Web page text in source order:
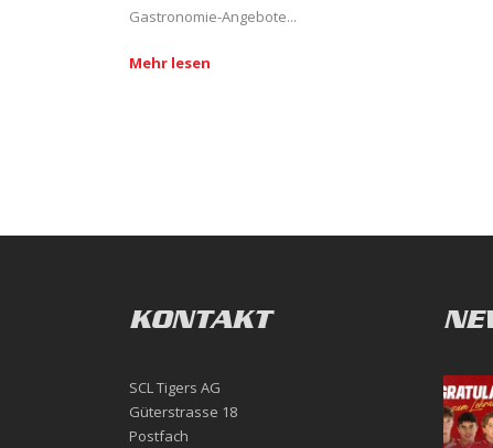
Gastronomie-Angebote...
Mehr lesen
KONTAKT
SCL Tigers AG
Güterstrasse 18
Postfach